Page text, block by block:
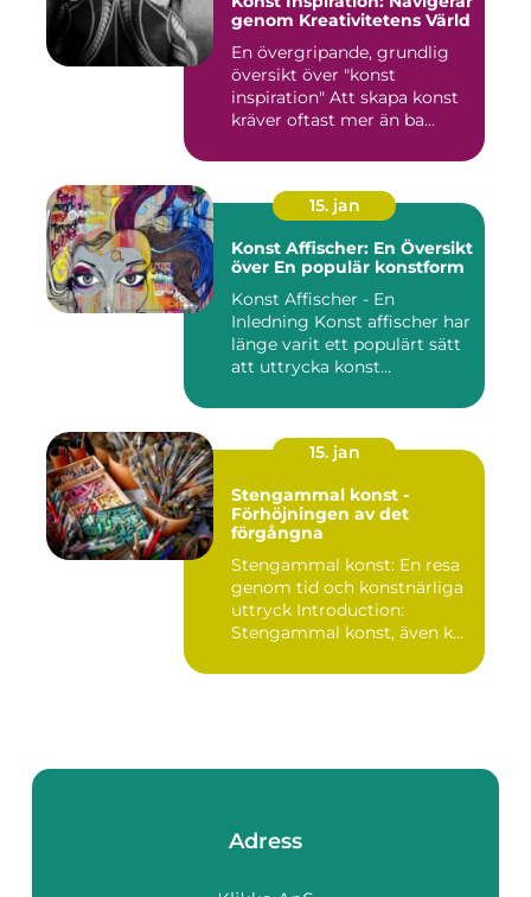
genom Kreativitetens Värld
En övergripande, grundlig
översikt över "konst
inspiration" Att skapa konst
kräver oftast mer än ba...
15. jan
Konst Affischer: En Översikt
över En populär konstform
Konst Affischer - En
Inledning Konst affischer har
länge varit ett populärt sätt
att uttrycka konst...
15. jan
Stengammal konst -
Förhöjningen av det
förgångna
Stengammal konst: En resa
genom tid och konstnärliga
uttryck Introduction:
Stengammal konst, även k...
Adress